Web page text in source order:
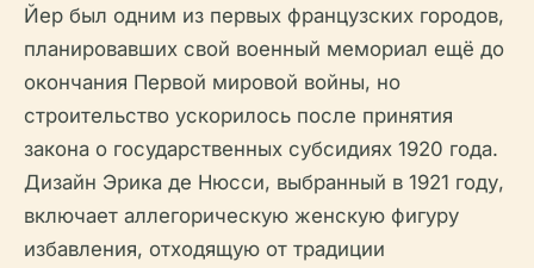
Йер был одним из первых французских городов,
планировавших свой военный мемориал ещё до
окончания Первой мировой войны, но
строительство ускорилось после принятия
закона о государственных субсидиях 1920 года.
Дизайн Эрика де Нюсси, выбранный в 1921 году,
включает аллегорическую женскую фигуру
избавления, отходящую от традиции